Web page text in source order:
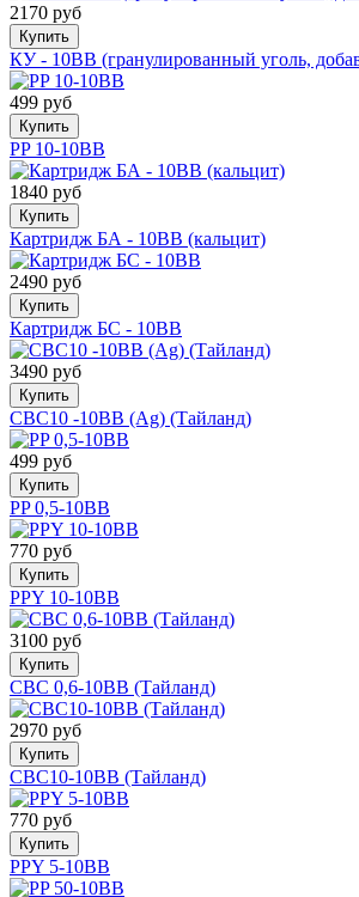
2170 руб
Купить
КУ - 10ВВ (гранулированный уголь,
499 руб
Купить
PP 10-10BB
1840 руб
Купить
Картридж БА - 10BB (кальцит)
2490 руб
Купить
Картридж БС - 10BB
3490 руб
Купить
CBC10 -10BB (Ag) (Тайланд)
499 руб
Купить
PP 0,5-10BB
770 руб
Купить
PPY 10-10BB
3100 руб
Купить
CBC 0,6-10BB (Тайланд)
2970 руб
Купить
CBC10-10BB (Тайланд)
770 руб
Купить
PPY 5-10BB